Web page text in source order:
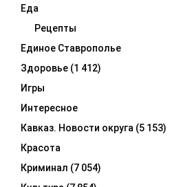
Еда
Рецепты
Единое Ставрополье
Здоровье (1 412)
Игры
Интересное
Кавказ. Новости округа (5 153)
Красота
Криминал (7 054)